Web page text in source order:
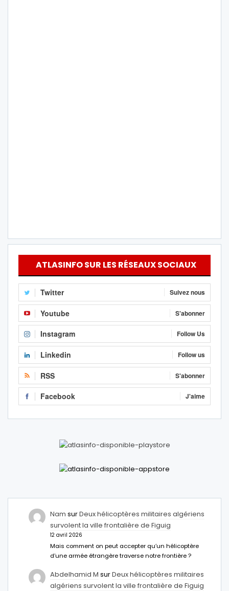
ATLASINFO SUR LES RÉSEAUX SOCIAUX
Twitter Suivez nous
Youtube S'abonner
Instagram Follow Us
Linkedin Follow us
RSS S'abonner
Facebook J'aime
Nam surDeux hélicoptères militaires algériens
survolent la ville frontalière de Figuig
12 avril 2026
Mais comment on peut accepter qu’un hélicoptère
d’une armée étrangère traverse notre frontière ?
Abdelhamid M surDeux hélicoptères militaires
algériens survolent la ville frontalière de Figuig